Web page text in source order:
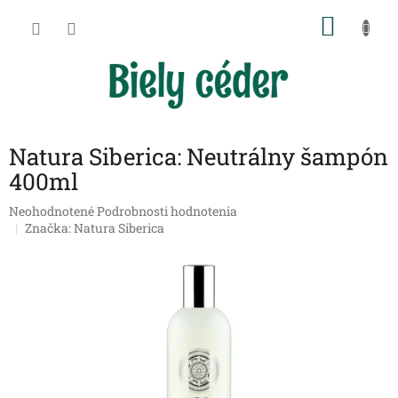
Natura Siberica: Neutrálny šampón
400ml
Priemerné
hodnotenie
NeohodnotenéPodrobnosti hodnotenia
Značka:Natura Siberica